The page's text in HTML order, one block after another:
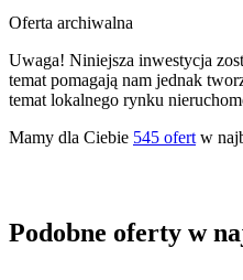
Oferta archiwalna
Uwaga! Niniejsza inwestycja
temat pomagają nam jednak
temat lokalnego rynku
Mamy dla Ciebie 545 ofert w
Podobne oferty w